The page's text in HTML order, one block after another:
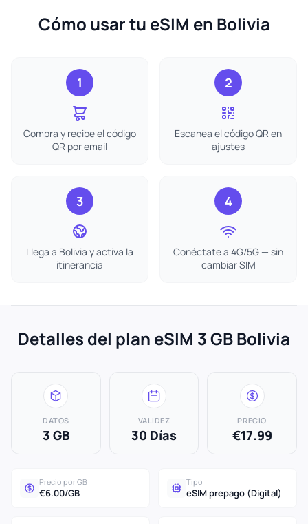
Cómo usar tu eSIM en Bolivia
1
Compra y recibe el código
QR por email
2
Escanea el código QR en
ajustes
3
Llega a Bolivia y activa la
itinerancia
4
Conéctate a 4G/5G — sin
cambiar SIM
Detalles del plan eSIM 3 GB Bolivia
DATOS
3 GB
VALIDEZ
30 Días
PRECIO
€17.99
Precio por GB
€6.00/GB
Tipo
eSIM prepago (Digital)